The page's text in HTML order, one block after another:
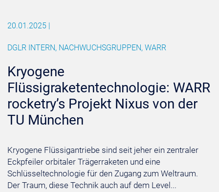
20.01.2025 |
DGLR INTERN, NACHWUCHSGRUPPEN, WARR
Kryogene
Flüssigraketentechnologie: WARR
rocketry’s Projekt Nixus von der
TU München
Kryogene Flüssigantriebe sind seit jeher ein zentraler
Eckpfeiler orbitaler Trägerraketen und eine
Schlüsseltechnologie für den Zugang zum Weltraum.
Der Traum, diese Technik auch auf dem Level...